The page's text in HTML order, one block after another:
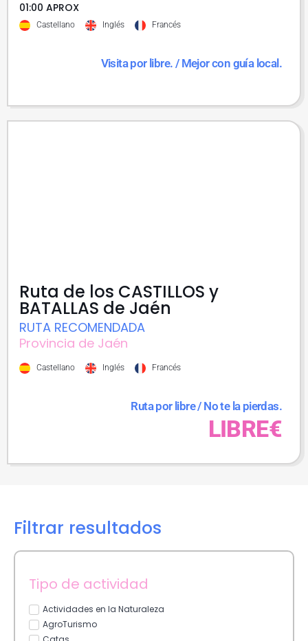
Filtrar resultados
Tipo de actividad
Actividades en la Naturaleza
AgroTurismo
01:00 APROX
Castellano Inglés Francés
Visita por libre. / Mejor con guía local.
Ruta de los CASTILLOS y
BATALLAS de Jaén
RUTA RECOMENDADA
Provincia de Jaén
Castellano Inglés Francés
Ruta por libre / No te la pierdas.
LIBRE€